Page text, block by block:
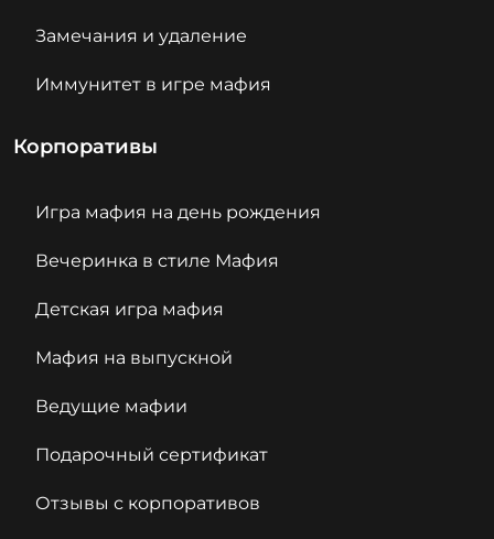
Замечания и удаление
Иммунитет в игре мафия
Корпоративы
Игра мафия на день рождения
Вечеринка в стиле Мафия
Детская игра мафия
Мафия на выпускной
Ведущие мафии
Подарочный сертификат
Отзывы с корпоративов